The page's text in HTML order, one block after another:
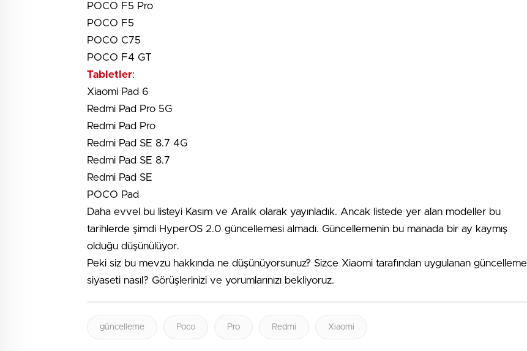
POCO F5 Pro
POCO F5
POCO C75
POCO F4 GT
Tabletler:
Xiaomi Pad 6
Redmi Pad Pro 5G
Redmi Pad Pro
Redmi Pad SE 8.7 4G
Redmi Pad SE 8.7
Redmi Pad SE
POCO Pad
Daha evvel bu listeyi Kasım ve Aralık olarak yayınladık. Ancak listede yer alan modeller bu
tarihlerde şimdi HyperOS 2.0 güncellemesi almadı. Güncellemenin bu manada bir ay kaymış
olduğu düşünülüyor.
Peki siz bu mevzu hakkında ne düşünüyorsunuz? Sizce Xiaomi tarafından uygulanan güncelleme
siyaseti nasıl? Görüşlerinizi ve yorumlarınızı bekliyoruz.
güncelleme Poco Pro Redmi Xiaomi